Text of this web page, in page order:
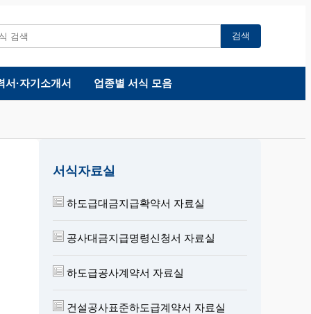
검색
서·자기소개서 업종별 서식 모음
서식자료실
하도급대금지급확약서 자료실
공사대금지급명령신청서 자료실
하도급공사계약서 자료실
건설공사표준하도급계약서 자료실